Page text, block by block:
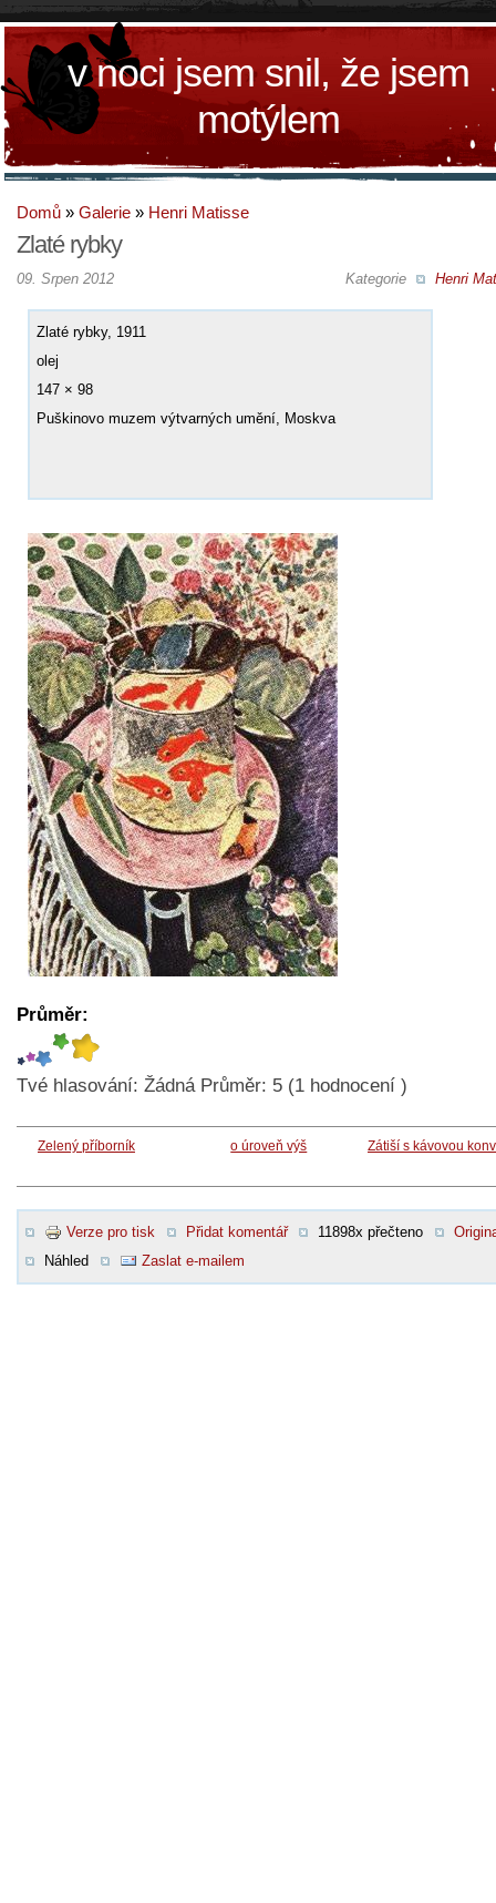
v noci jsem snil, že jsem
motýlem
Domů » Galerie » Henri Matisse
Zlaté rybky
Kategorie Henri
09. Srpen 2012
Zlaté rybky, 1911
olej
147 × 98
Puškinovo muzem výtvarných umění, Moskva
Průměr:
Tvé hlasování: Žádná Průměr: 5 (1 hodnocení )
Zelený příborník o úroveň výš Zátiší s kávovou
Verze pro tisk Přidat komentář 11898x přečteno
Náhled
Zaslat e-mailem